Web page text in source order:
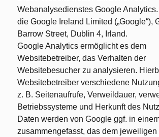
Webanalysedienstes Google
die Google Ireland Limited („Google“),
Barrow Street, Dublin 4, Irland.
Google Analytics ermöglicht es dem
Websitebetreiber, das Verhalten der
Websitebesucher zu analysieren.
Websitebetreiber verschiedene
z. B. Seitenaufrufe, Verweildauer,
Betriebssysteme und Herkunft des
Daten werden von Google ggf. in
zusammengefasst, das dem jeweiligen